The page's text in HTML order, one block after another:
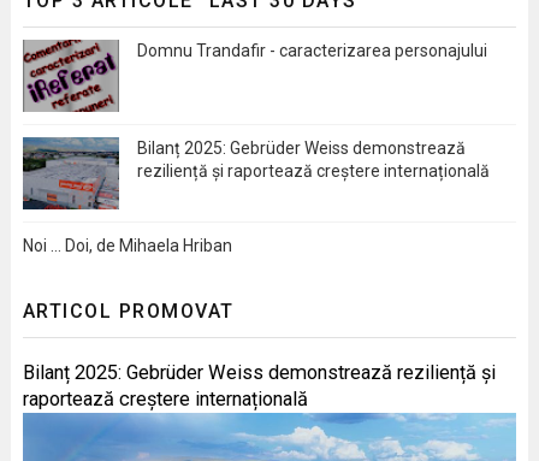
Domnu Trandafir - caracterizarea personajului
Bilanț 2025: Gebrüder Weiss demonstrează
reziliență și raportează creștere internațională
Noi … Doi, de Mihaela Hriban
ARTICOL PROMOVAT
Bilanț 2025: Gebrüder Weiss demonstrează reziliență și
raportează creștere internațională